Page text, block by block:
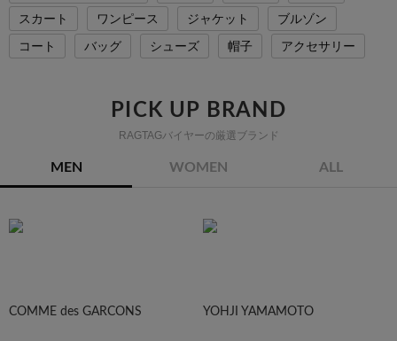
スカート
ワンピース ジャケット
ブルゾン
コート
バッグ シューズ 帽子 アクセサリー
PICK UP BRAND
RAGTAGバイヤーの厳選ブランド
MEN WOMEN ALL
COMME des GARCONS YOHJI YAMAMOTO